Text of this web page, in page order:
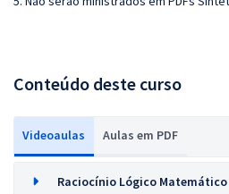
Conteúdo deste curso
Videoaulas Aulas em PDF
Raciocínio Lógico Matemático